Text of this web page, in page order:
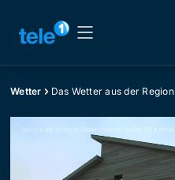
Wetter Das Wetter aus der Region